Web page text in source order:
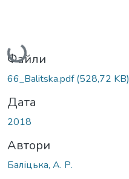
Вантажиться...
Файли
66_Balitska.pdf(528,72 KB)
Дата
2018
Автори
Баліцька, А. Р.